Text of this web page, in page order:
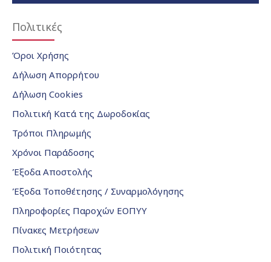
Πολιτικές
Όροι Χρήσης
Δήλωση Απορρήτου
Δήλωση Cookies
Πολιτική Κατά της Δωροδοκίας
Τρόποι Πληρωμής
Χρόνοι Παράδοσης
Έξοδα Αποστολής
Έξοδα Τοποθέτησης / Συναρμολόγησης
Πληροφορίες Παροχών ΕΟΠΥΥ
Πίνακες Μετρήσεων
Πολιτική Ποιότητας